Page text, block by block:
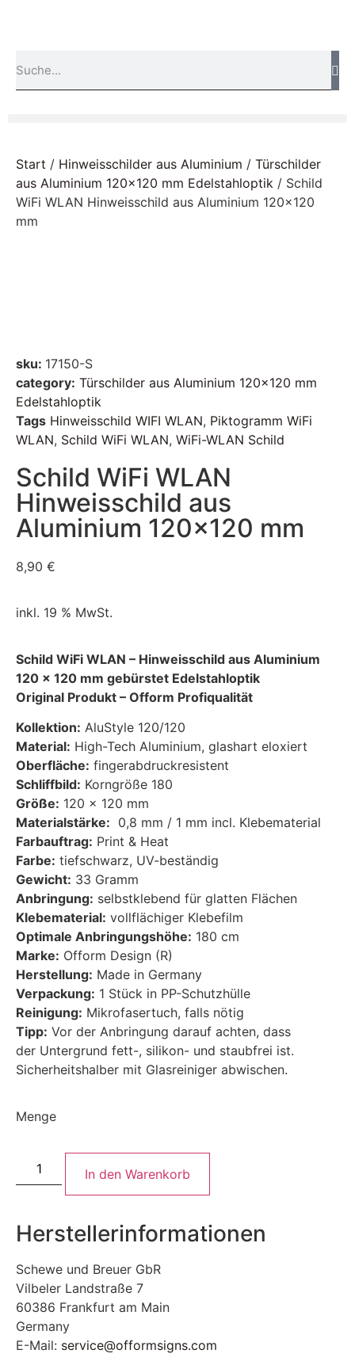
Start / Hinweisschilder aus Aluminium / Türschilder
aus Aluminium 120x120 mm Edelstahloptik / Schild
WiFi WLAN Hinweisschild aus Aluminium 120×120
mm
sku: 17150-S
category: Türschilder aus Aluminium 120x120 mm
Edelstahloptik
Tags Hinweisschild WIFI WLAN, Piktogramm WiFi
WLAN, Schild WiFi WLAN, WiFi-WLAN Schild
Schild WiFi WLAN
Hinweisschild aus
Aluminium 120×120 mm
8,90 €
inkl. 19 % MwSt.
Schild WiFi WLAN – Hinweisschild aus Aluminium
120 x 120 mm gebürstet Edelstahloptik
Original Produkt – Ofform Profiqualität
Kollektion: AluStyle 120/120
Material: High-Tech Aluminium, glashart eloxiert
Oberfläche: fingerabdruckresistent
Schliffbild: Korngröße 180
Größe: 120 x 120 mm
Materialstärke: 0,8 mm / 1 mm incl. Klebematerial
Farbauftrag: Print & Heat
Farbe: tiefschwarz, UV-beständig
Gewicht: 33 Gramm
Anbringung: selbstklebend für glatten Flächen
Klebematerial: vollflächiger Klebefilm
Optimale Anbringungshöhe: 180 cm
Marke: Ofform Design (R)
Herstellung: Made in Germany
Verpackung: 1 Stück in PP-Schutzhülle
Reinigung: Mikrofasertuch, falls nötig
Tipp: Vor der Anbringung darauf achten, dass
der Untergrund fett-, silikon- und staubfrei ist.
Sicherheitshalber mit Glasreiniger abwischen.
Menge
In den Warenkorb
Herstellerinformationen
Schewe und Breuer GbR
Vilbeler Landstraße 7
60386 Frankfurt am Main
Germany
E-Mail: service@offormsigns.com